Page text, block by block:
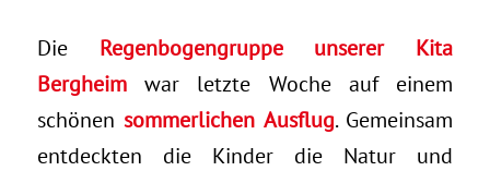
Die Regenbogengruppe unserer Kita
Bergheimwar letzte Woche auf einem
schönen sommerlichen Ausflug. Gemeinsam
entdeckten die Kinder die Natur und